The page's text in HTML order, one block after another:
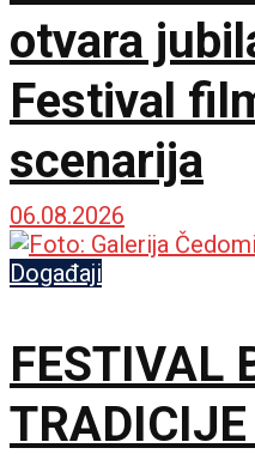
otvara
Festival
scenarija
06.08.2026
Događaji
FESTIVAL